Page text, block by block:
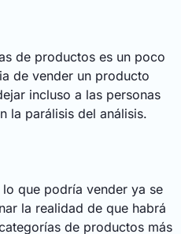
de productos es un poco
de vender un producto
incluso a las personas
la parálisis del análisis.
que podría vender ya se
la realidad de que habrá
de productos más